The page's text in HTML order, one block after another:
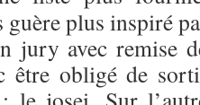
guère plus inspiré
jury avec remise
être obligé de